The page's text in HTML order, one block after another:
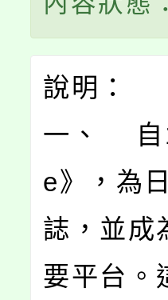
說明：
一、 自
e》，為
誌，並成
要平台。